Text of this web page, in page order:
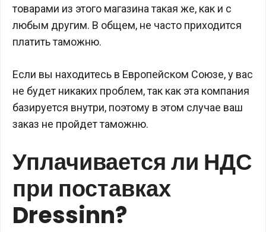
товарами из этого магазина такая же, как и с
любым другим. В общем, не часто приходится
платить таможню.
Если вы находитесь в Европейском Союзе, у вас
не будет никаких проблем, так как эта компания
базируется внутри, поэтому в этом случае ваш
заказ не пройдет таможню.
Уплачивается ли НДС
при поставках
Dressinn?